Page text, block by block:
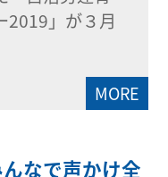
2019」が３月
MORE
なで声かけ全